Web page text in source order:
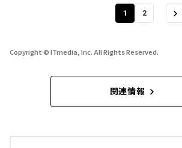
1 2
Copyright © ITmedia, Inc. All Rights Reserved.
関連情報